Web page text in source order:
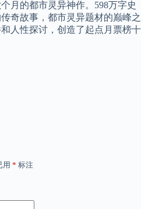
月的都市灵异神作。598万字史
奇故事，都市灵异题材的巅峰之
人性探讨，创造了起点月票榜十
用 * 标注